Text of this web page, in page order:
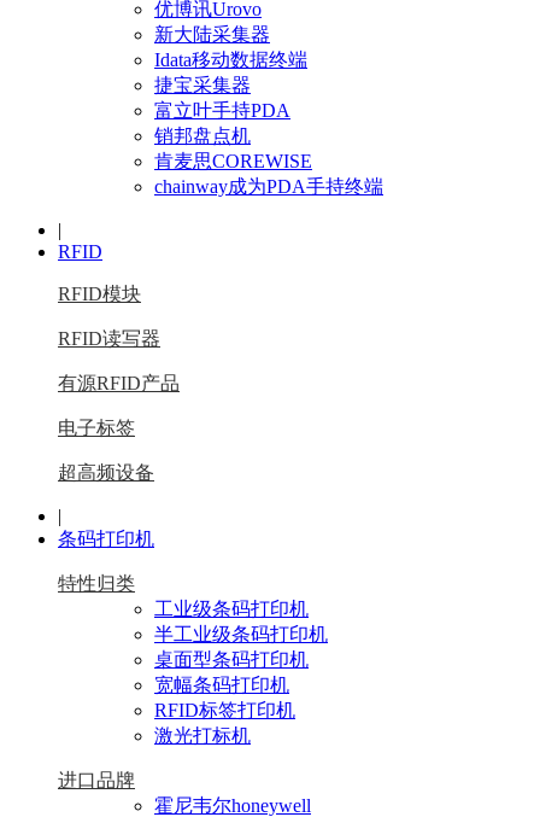
优博讯Urovo
新大陆采集器
Idata移动数据终端
捷宝采集器
富立叶手持PDA
销邦盘点机
肯麦思COREWISE
chainway成为PDA手持终端
|
RFID
RFID模块
RFID读写器
有源RFID产品
电子标签
超高频设备
|
条码打印机
特性归类
工业级条码打印机
半工业级条码打印机
桌面型条码打印机
宽幅条码打印机
RFID标签打印机
激光打标机
进口品牌
霍尼韦尔honeywell